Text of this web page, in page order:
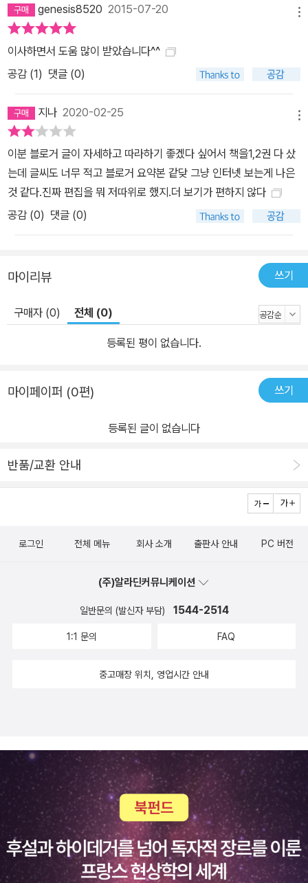
무 패널을 간단하게 붙여 고급스럽게 마감하는 것만으로도 집 분위기
를 완전히 바꿀 수 있다. 또한 벽에 못 하나 박지 않고 와이어걸이를
이용해 액자를 거는 등 전셋집에 손상이 가지 않게 하면서도 저렴한
비용으로 효과는 100% 볼 수 있는 기발하고 놀라운 셀프 인테리어
딱 맞는 맞춤 가구 만들기에 도전해볼 수 있다. 집 크기는 정해져 있는
데 살림은 자꾸만 늘어나니, 결국엔 여기저기 쑤셔 넣기 일쑤. 이런 사
간을 효율적으로 활용한 사례를 제시한다. 김반장의 표현에 따르면
이것이 바로 좁은 집에 꼭 필요하다는 일명 ‘테트리스 인테리어’다. 기
존의 가구로 꾸미면 편하기야 하겠지만 공간이 딱딱 들어맞지 않아
어설프게 남는 공간이 생기고, 또 눈높이에 맞는 가구는 너무 비싸서
엄두도 안 난다는 것. 이제 관심과 땀으로 하나하나 꾸며나간 현실적
genesis8520 2015-07-20
이사하면서 도움 많이 받았습니다^^
공감 (1) 댓글 (0)
지나 2020-02-25
이분 블로거 글이 자세하고 따라하기 좋겠다 싶어서 책을1,2권 다 샀
는데 글씨도 너무 적고 블로거 요약본 같닺 그냥 인터넷 보는게 나은
것 같다.진짜 편집을 뭐 저따위로 했지.더 보기가 편하지 않다
공감 (0) 댓글 (0)
마이리뷰 쓰기
구매자 (0) 전체 (0)
등록된 평이 없습니다.
마이페이퍼 (0편) 쓰기
등록된 글이 없습니다
반품/교환 안내
로그인 전체 메뉴 회사 소개 출판사 안내 PC 버전
(주)알라딘커뮤니케이션
일반문의 (발신자 부담) 1544-2514
1:1 문의 FAQ
중고매장 위치, 영업시간 안내